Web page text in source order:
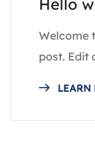
Hello
Welcome
post. Edit
LEARN